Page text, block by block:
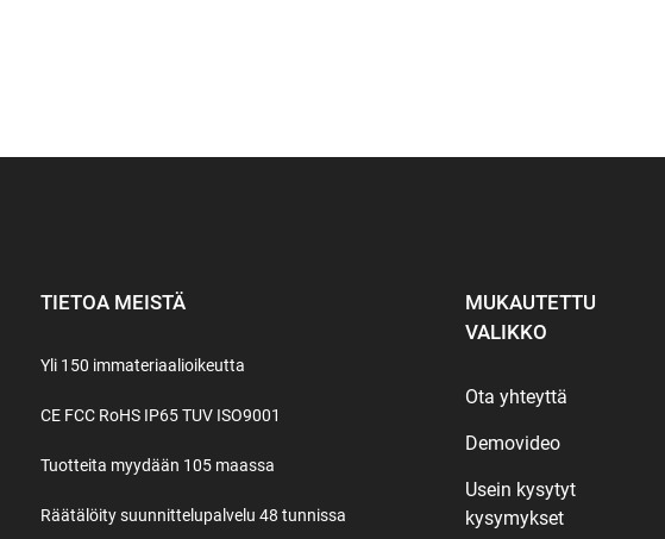
TIETOA MEISTÄ
Yli 150 immateriaalioikeutta
CE FCC RoHS IP65 TUV ISO9001
Tuotteita myydään 105 maassa
Räätälöity suunnittelupalvelu 48 tunnissa
MUKAUTETTU
VALIKKO
Ota yhteyttä
Demovideo
Usein kysytyt
kysymykset